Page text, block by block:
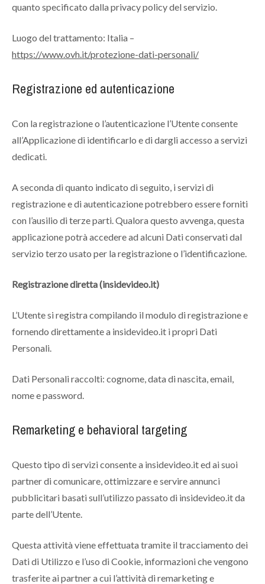
quanto specificato dalla privacy policy del servizio.
Luogo del trattamento: Italia –
https://www.ovh.it/protezione-dati-personali/
Registrazione ed autenticazione
Con la registrazione o l’autenticazione l’Utente consente
all’Applicazione di identificarlo e di dargli accesso a servizi
dedicati.
A seconda di quanto indicato di seguito, i servizi di
registrazione e di autenticazione potrebbero essere forniti
con l’ausilio di terze parti. Qualora questo avvenga, questa
applicazione potrà accedere ad alcuni Dati conservati dal
servizio terzo usato per la registrazione o l’identificazione.
Registrazione diretta (insidevideo.it)
L’Utente si registra compilando il modulo di registrazione e
fornendo direttamente a insidevideo.it i propri Dati
Personali.
Dati Personali raccolti: cognome, data di nascita, email,
nome e password.
Remarketing e behavioral targeting
Questo tipo di servizi consente a insidevideo.it ed ai suoi
partner di comunicare, ottimizzare e servire annunci
pubblicitari basati sull’utilizzo passato di insidevideo.it da
parte dell’Utente.
Questa attività viene effettuata tramite il tracciamento dei
Dati di Utilizzo e l’uso di Cookie, informazioni che vengono
trasferite ai partner a cui l’attività di remarketing e